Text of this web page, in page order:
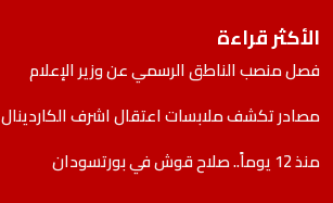
الأكثر قراءة
فصل منصب الناطق الرسمي عن وزير الإعلام
مصادر تكشف ملابسات اعتقال اشرف الكاردينال
منذ 12 يوماً.. صلاح قوش في بورتسودان